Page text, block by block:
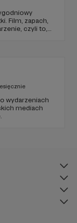
Film, zapach,
czyli to,
wydarzeniach
mediach